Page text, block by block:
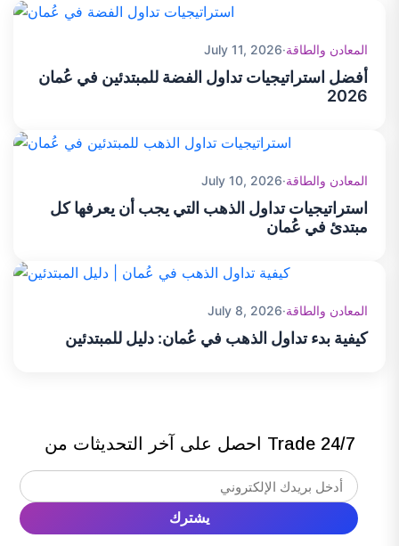
محاكاة، مما يساعدهم على اختبار الاستراتيجيات واكتساب الخبرة
المعادن والطاقة·
July 11, 2026
أفضل استراتيجيات تداول الفضة للمبتدئين في عُمان
2026
المعادن والطاقة·
July 10, 2026
استراتيجيات تداول الذهب التي يجب أن يعرفها كل
مبتدئ في عُمان
المعادن والطاقة·
July 8, 2026
كيفية بدء تداول الذهب في عُمان: دليل للمبتدئين
احصل على آخر التحديثات من Trade 24/7